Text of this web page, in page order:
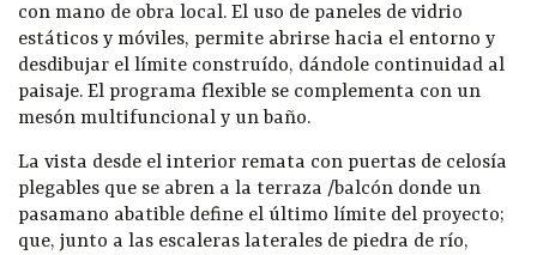
con mano de obra local. El uso de paneles de vidrio
estáticos y móviles, permite abrirse hacia el entorno y
desdibujar el límite construído, dándole continuidad al
paisaje. El programa flexible se complementa con un
mesón multifuncional y un baño.
La vista desde el interior remata con puertas de celosía
plegables que se abren a la terraza /balcón donde un
pasamano abatible define el último límite del proyecto;
que, junto a las escaleras laterales de piedra de río,